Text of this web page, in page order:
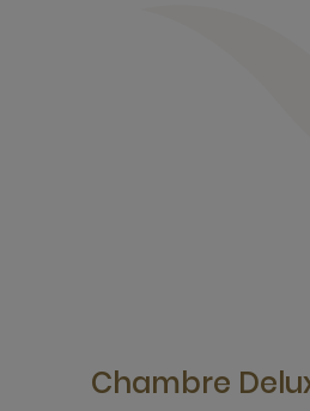
Chambre